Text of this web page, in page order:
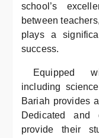
school’s
between
plays a
success.
Equipped
including
Bariah provides
Dedicated and
provide their